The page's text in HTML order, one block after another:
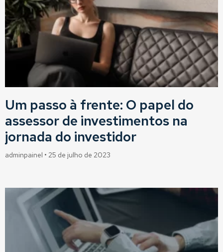
Um passo à frente: O papel do
assessor de investimentos na
jornada do investidor
adminpainel 25 de julho de 2023